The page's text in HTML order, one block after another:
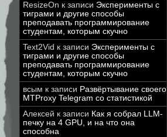
ResizeOn к записи Эксперименты с
тиграми и другие способы
преподавать программирование
студентам, которым скучно
Text2Vid к записи Эксперименты с
тиграми и другие способы
преподавать программирование
студентам, которым скучно
всым к записи Развёртывание своего
MTProxy Telegram со статистикой
Алексей к записи Как я собрал LLM-
печку на 4 GPU, и на что она
способна